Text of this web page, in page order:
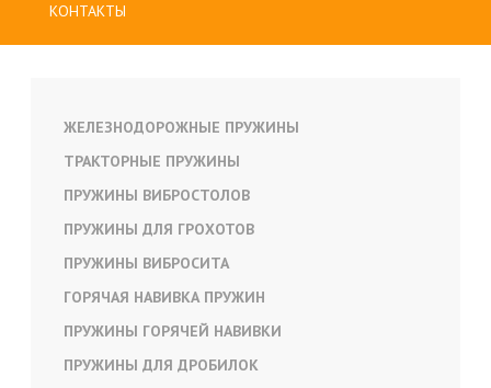
КОНТАКТЫ
ЖЕЛЕЗНОДОРОЖНЫЕ ПРУЖИНЫ
ТРАКТОРНЫЕ ПРУЖИНЫ
ПРУЖИНЫ ВИБРОСТОЛОВ
ПРУЖИНЫ ДЛЯ ГРОХОТОВ
ПРУЖИНЫ ВИБРОСИТА
ГОРЯЧАЯ НАВИВКА ПРУЖИН
ПРУЖИНЫ ГОРЯЧЕЙ НАВИВКИ
ПРУЖИНЫ ДЛЯ ДРОБИЛОК